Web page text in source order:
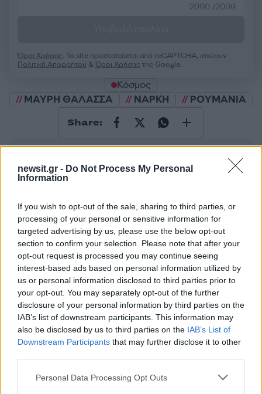
newsit.gr - Do Not Process My Personal
Information
If you wish to opt-out of the sale, sharing to third parties, or
processing of your personal or sensitive information for
targeted advertising by us, please use the below opt-out
section to confirm your selection. Please note that after your
opt-out request is processed you may continue seeing
interest-based ads based on personal information utilized by
us or personal information disclosed to third parties prior to
your opt-out. You may separately opt-out of the further
disclosure of your personal information by third parties on the
IAB’s list of downstream participants. This information may
also be disclosed by us to third parties on the IAB’s List of
Downstream Participants that may further disclose it to other
Please note that this website/app uses one or more Google
Personal Data Processing Opt Outs
2000 /2000
Όροι Χρήσης. Το site προστατεύεται από reCAPTCHA, ισχύουν
Πολιτική Απορρήτου &Όροι Χρήσης της Google.
Κόσμος
ΜΑΥΡΗ ΘΑΛΑΣΣΑ
ΝΑΡΚΗ ΡΟΥΜΑΝΙΑ
Share:
ενημερωθείτε πρώτοι για όλη την ειδησεογραφία και τα
τελευταία νέατης ημέρας
Πιο δημοφιλή
1 Έφυγαν οι συνεργάτες, μένει η Μαρία
Καρυστιανού - Η επόμενη μέρα για την
«Ελπίδα για τη Δημοκρατία»
2Στη Βρετανία στελέχη του ελληνικού FBI
για να παραλάβουν την 46χρονη για την
τραγωδία της Μαρφίν - Η διαδικασία που
θα ακολουθηθεί
3Ψάθα: «Δεν υπήρξε τεχνικό πρόβλημα με
τα δύο ελικόπτερα» κατέθεσαν ο Βρετανός
χειριστής και ο Έλληνας διερμηνέας